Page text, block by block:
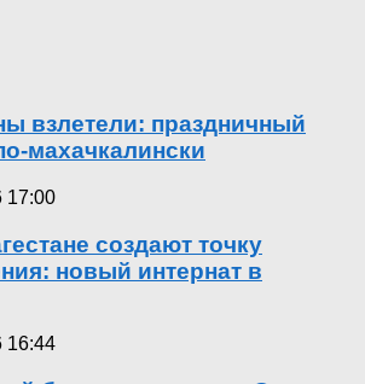
взлетели: праздничный
махачкалински
17:00
создают точку
новый интернат в
16:44